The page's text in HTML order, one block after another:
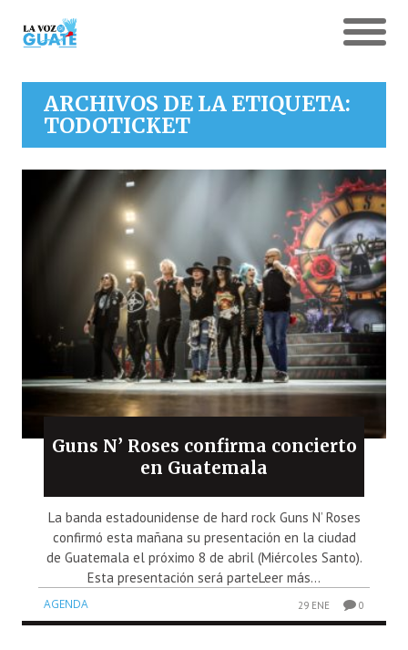
ARCHIVOS DE LA ETIQUETA:
TODOTICKET
Guns N’ Roses confirma concierto
en Guatemala
La banda estadounidense de hard rock Guns N’ Roses
confirmó esta mañana su presentación en la ciudad
de Guatemala el próximo 8 de abril (Miércoles Santo).
Esta presentación será parteLeer más...
AGENDA 29 ENE 0